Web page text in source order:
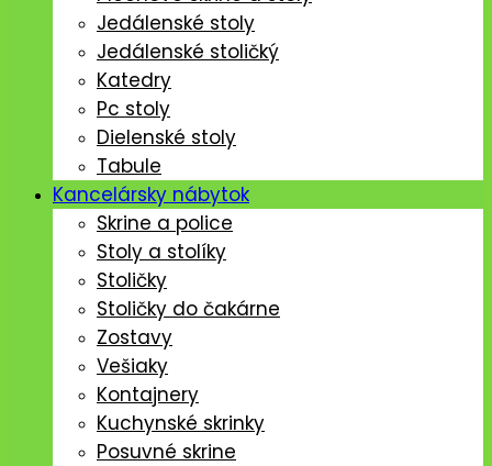
Jedálenské stoly
Jedálenské stoličký
Katedry
Pc stoly
Dielenské stoly
Tabule
Kancelársky nábytok
Skrine a police
Stoly a stolíky
Stoličky
Stoličky do čakárne
Zostavy
Vešiaky
Kontajnery
Kuchynské skrinky
Posuvné skrine